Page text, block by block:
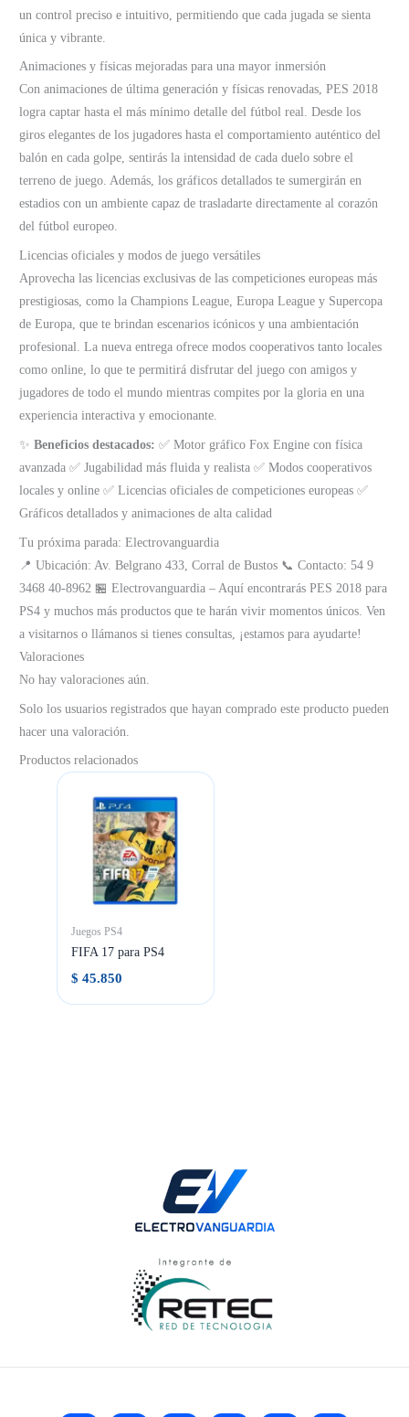
un control preciso e intuitivo, permitiendo que cada jugada se sienta
única y vibrante.
Animaciones y físicas mejoradas para una mayor inmersión
Con animaciones de última generación y físicas renovadas, PES 2018
logra captar hasta el más mínimo detalle del fútbol real. Desde los
giros elegantes de los jugadores hasta el comportamiento auténtico del
balón en cada golpe, sentirás la intensidad de cada duelo sobre el
terreno de juego. Además, los gráficos detallados te sumergirán en
estadios con un ambiente capaz de trasladarte directamente al corazón
del fútbol europeo.
Licencias oficiales y modos de juego versátiles
Aprovecha las licencias exclusivas de las competiciones europeas más
prestigiosas, como la Champions League, Europa League y Supercopa
de Europa, que te brindan escenarios icónicos y una ambientación
profesional. La nueva entrega ofrece modos cooperativos tanto locales
como online, lo que te permitirá disfrutar del juego con amigos y
jugadores de todo el mundo mientras compites por la gloria en una
experiencia interactiva y emocionante.
✨Beneficios destacados: ✅ Motor gráfico Fox Engine con física
avanzada ✅ Jugabilidad más fluida y realista ✅ Modos cooperativos
locales y online ✅ Licencias oficiales de competiciones europeas ✅
Gráficos detallados y animaciones de alta calidad
Tu próxima parada: Electrovanguardia
📍 Ubicación: Av. Belgrano 433, Corral de Bustos 📞 Contacto: 54 9
3468 40-8962 🏪 Electrovanguardia – Aquí encontrarás PES 2018 para
PS4 y muchos más productos que te harán vivir momentos únicos. Ven
a visitarnos o llámanos si tienes consultas, ¡estamos para ayudarte!
Valoraciones
No hay valoraciones aún.
Solo los usuarios registrados que hayan comprado este producto pueden
hacer una valoración.
Productos relacionados
Juegos PS4
FIFA 17 para PS4
$ 45.850